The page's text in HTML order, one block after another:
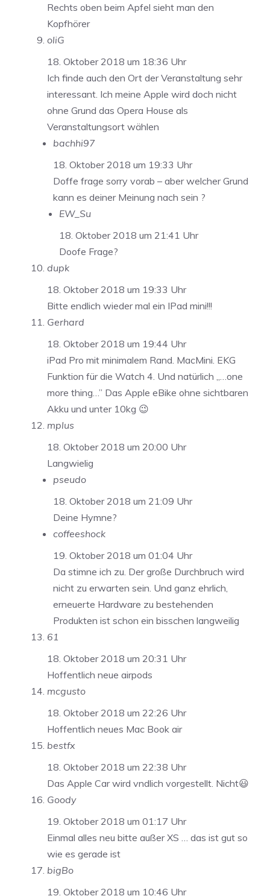
Rechts oben beim Apfel sieht man den
Kopfhörer
oliG
18. Oktober 2018 um 18:36 Uhr
Ich finde auch den Ort der Veranstaltung sehr
interessant. Ich meine Apple wird doch nicht
ohne Grund das Opera House als
Veranstaltungsort wählen
bachhi97
18. Oktober 2018 um 19:33 Uhr
Doffe frage sorry vorab – aber welcher Grund
kann es deiner Meinung nach sein ?
EW_Su
18. Oktober 2018 um 21:41 Uhr
Doofe Frage?
dupk
18. Oktober 2018 um 19:33 Uhr
Bitte endlich wieder mal ein IPad mini!!!
Gerhard
18. Oktober 2018 um 19:44 Uhr
iPad Pro mit minimalem Rand. MacMini. EKG
Funktion für die Watch 4. Und natürlich „…one
more thing…” Das Apple eBike ohne sichtbaren
Akku und unter 10kg 😉
mplus
18. Oktober 2018 um 20:00 Uhr
Langwielig
pseudo
18. Oktober 2018 um 21:09 Uhr
Deine Hymne?
coffeeshock
19. Oktober 2018 um 01:04 Uhr
Da stimne ich zu. Der große Durchbruch wird
nicht zu erwarten sein. Und ganz ehrlich,
erneuerte Hardware zu bestehenden
Produkten ist schon ein bisschen langweilig
61
18. Oktober 2018 um 20:31 Uhr
Hoffentlich neue airpods
mcgusto
18. Oktober 2018 um 22:26 Uhr
Hoffentlich neues Mac Book air
bestfx
18. Oktober 2018 um 22:38 Uhr
Das Apple Car wird vndlich vorgestellt. Nicht😃
Goody
19. Oktober 2018 um 01:17 Uhr
Einmal alles neu bitte außer XS … das ist gut so
wie es gerade ist
bigBo
19. Oktober 2018 um 10:46 Uhr